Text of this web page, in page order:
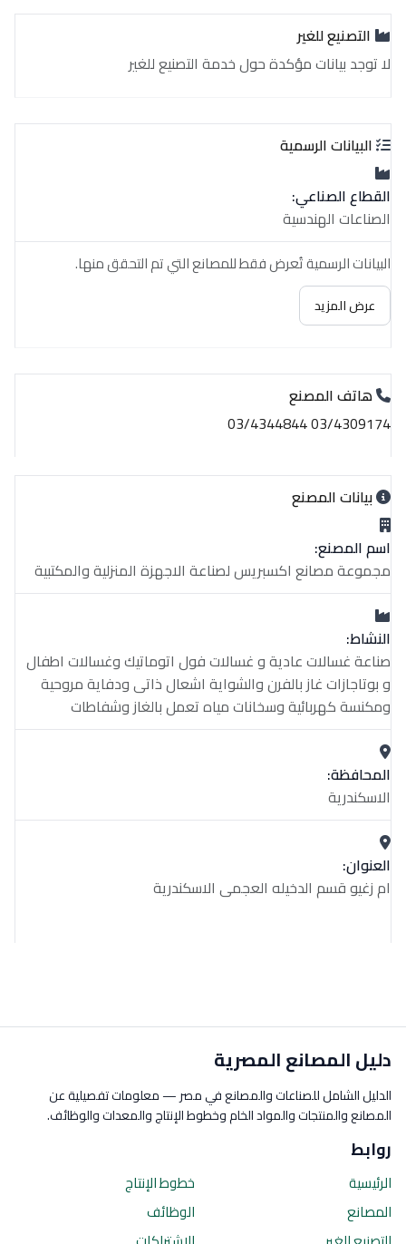
التصنيع للغير
لا توجد بيانات مؤكدة حول خدمة التصنيع للغير
البيانات الرسمية
القطاع الصناعي:
الصناعات الهندسية
البيانات الرسمية تُعرض فقط للمصانع التي تم التحقق منها.
عرض المزيد
هاتف المصنع
03/4309174 03/4344844
بيانات المصنع
اسم المصنع:
مجموعة مصانع اكسبريس لصناعة الاجهزة المنزلية والمكتبية
النشاط:
صناعة غسالات عادية و غسالات فول اتوماتيك وغسالات اطفال
و بوتاجازات غاز بالفرن والشواية اشعال ذاتى ودفاية مروحية
ومكنسة كهربائية وسخانات مياه تعمل بالغاز وشفاطات
المحافظة:
الاسكندرية
العنوان:
ام زغيو قسم الدخيله العجمى الاسكندرية
دليل المصانع المصرية
الدليل الشامل للصناعات والمصانع في مصر — معلومات تفصيلية عن
المصانع والمنتجات والمواد الخام وخطوط الإنتاج والمعدات والوظائف.
روابط
الرئيسية
المصانع
خطوط الإنتاج
الوظائف